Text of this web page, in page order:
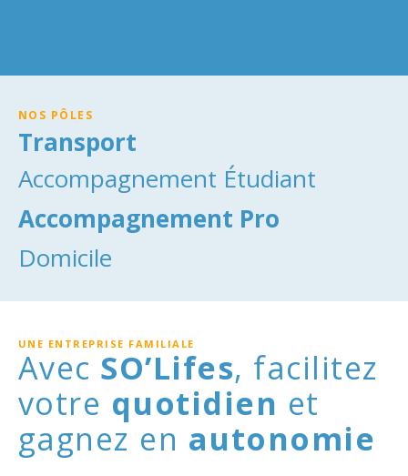
NOS PÔLES
UNE ENTREPRISE FAMILIALE
Avec SO’Lifes, facilitez
votre quotidien et
gagnez en autonomie